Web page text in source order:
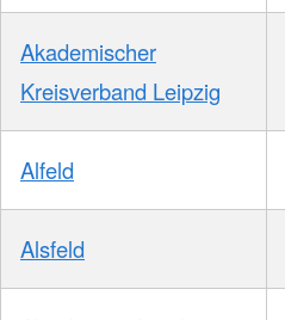
Akademischer
Kreisverband Leipzig
Alfeld
Alsfeld